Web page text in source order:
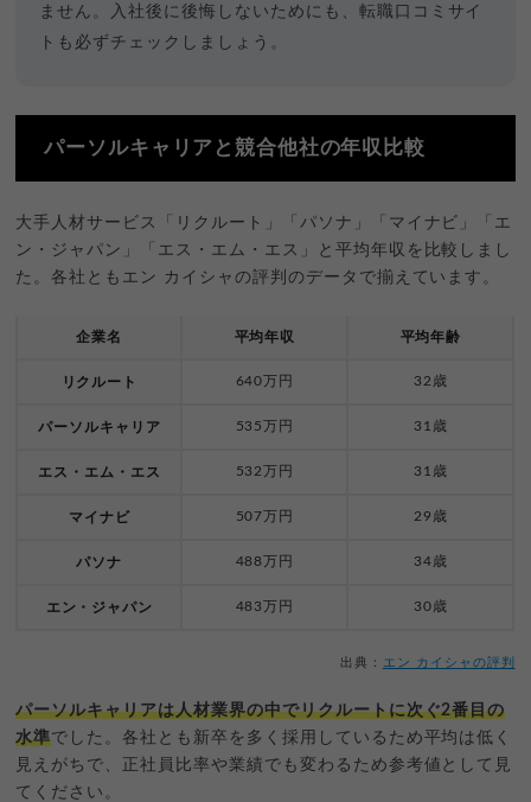
ません。入社後に後悔しないためにも、転職口コミサイ
トも必ずチェックしましょう。
パーソルキャリアと競合他社の年収比較
大手人材サービス「リクルート」「パソナ」「マイナビ」「エ
ン・ジャパン」「エス・エム・エス」と平均年収を比較しまし
た。各社ともエン カイシャの評判のデータで揃えています。
企業名 平均年収 平均年齢
リクルート 640万円 32歳
パーソルキャリア 535万円 31歳
エス・エム・エス 532万円 31歳
マイナビ 507万円 29歳
パソナ 488万円 34歳
エン・ジャパン 483万円 30歳
出典： エン カイシャの評判
パーソルキャリアは人材業界の中でリクルートに次ぐ2番目の
水準でした。各社とも新卒を多く採用しているため平均は低く
見えがちで、正社員比率や業績でも変わるため参考値として見
てください。